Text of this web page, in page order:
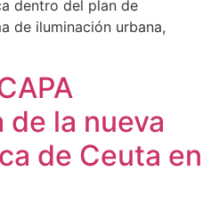
dentro del plan de
de iluminación urbana,
la nueva
de Ceuta en